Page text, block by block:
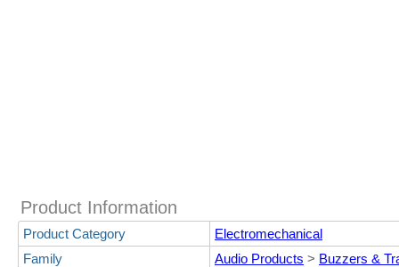
Product Information
Product Category
Electromechanical
Family
Audio Products > Buzzers &